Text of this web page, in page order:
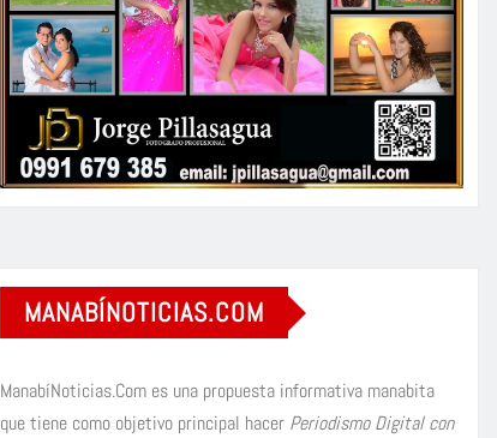
MANABÍNOTICIAS.COM
ManabíNoticias.Com es una propuesta informativa manabita
que tiene como objetivo principal hacer Periodismo Digital con